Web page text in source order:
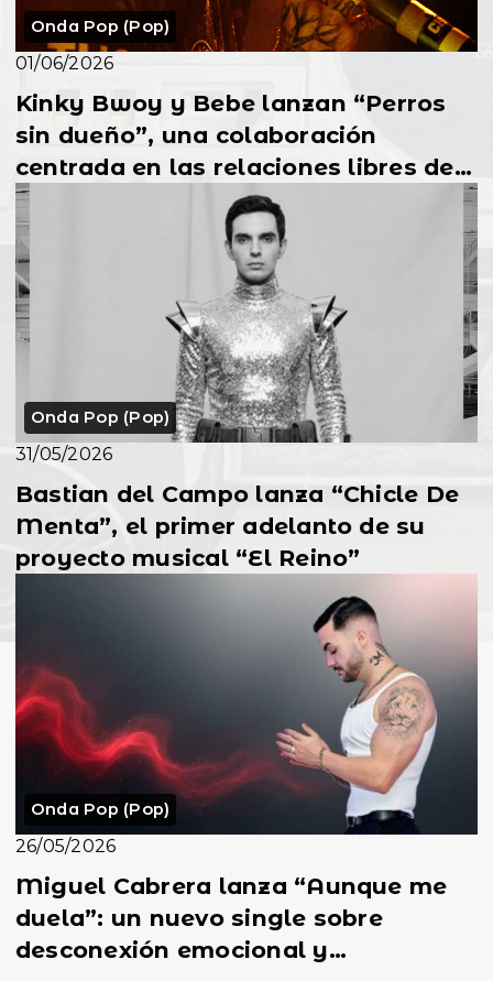
Onda Pop (Pop)
01/06/2026
Kinky Bwoy y Bebe lanzan “Perros
sin dueño”, una colaboración
centrada en las relaciones libres de
ataduras
Onda Pop (Pop)
31/05/2026
Bastian del Campo lanza “Chicle De
Menta”, el primer adelanto de su
proyecto musical “El Reino”
Onda Pop (Pop)
26/05/2026
Miguel Cabrera lanza “Aunque me
duela”: un nuevo single sobre
desconexión emocional y